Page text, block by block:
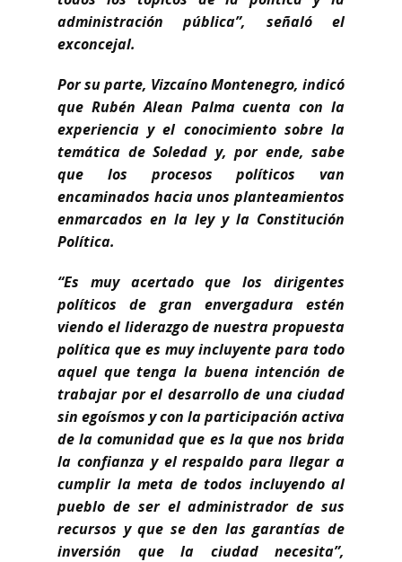
administración pública”, señaló el
exconcejal.
Por su parte, Vizcaíno Montenegro, indicó
que Rubén Alean Palma cuenta con la
experiencia y el conocimiento sobre la
temática de Soledad y, por ende, sabe
que los procesos políticos van
encaminados hacia unos planteamientos
enmarcados en la ley y la Constitución
Política.
“Es muy acertado que los dirigentes
políticos de gran envergadura estén
viendo el liderazgo de nuestra propuesta
política que es muy incluyente para todo
aquel que tenga la buena intención de
trabajar por el desarrollo de una ciudad
sin egoísmos y con la participación activa
de la comunidad que es la que nos brida
la confianza y el respaldo para llegar a
cumplir la meta de todos incluyendo al
pueblo de ser el administrador de sus
recursos y que se den las garantías de
inversión que la ciudad necesita”,